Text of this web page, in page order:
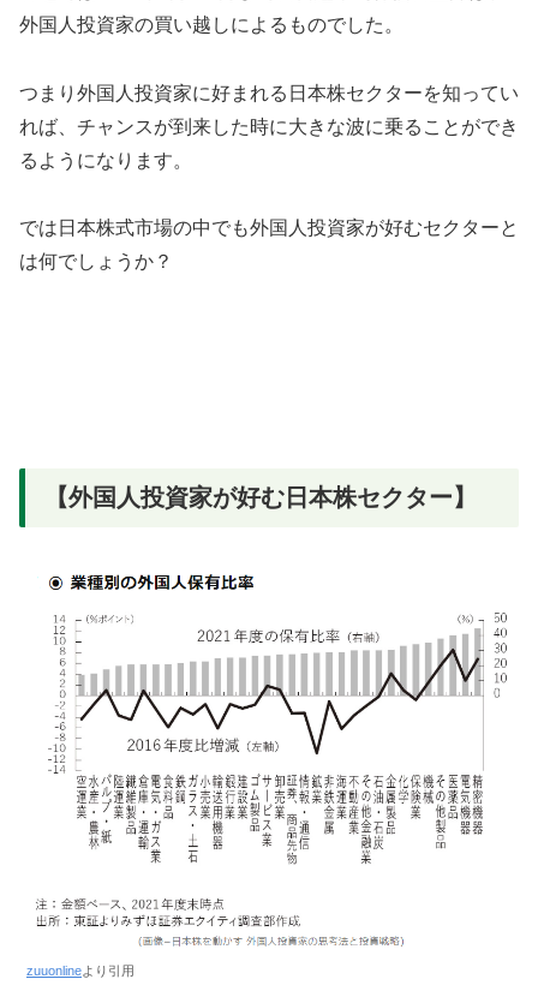
外国人投資家の買い越しによるものでした。
つまり外国人投資家に好まれる日本株セクターを知ってい
れば、チャンスが到来した時に大きな波に乗ることができ
るようになります。
では日本株式市場の中でも外国人投資家が好むセクターと
は何でしょうか？
【外国人投資家が好む日本株セクター】
zuuonlineより引用